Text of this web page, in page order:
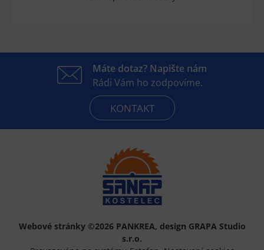
Máte dotaz? Napište nám
Rádi Vám ho zodpovíme.
KONTAKT
Webové stránky ©2026 PANKREA, design GRAPA Studio
s.r.o.